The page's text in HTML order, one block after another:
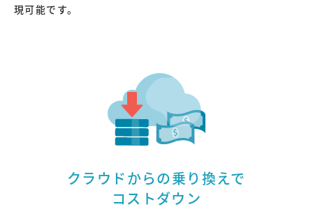
現可能です。
クラウドからの乗り換えで
コストダウン